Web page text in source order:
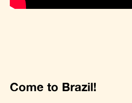
Come to Brazil!